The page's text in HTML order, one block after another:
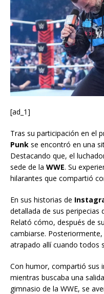
[ad_1]
Tras su participación en el
Punk se encontró en una
Destacando que, el
sede de la WWE. Su
hilarantes que compartió
En sus historias de
detallada de sus peripecias
Relató cómo, después de
cambiarse.
atrapado allí cuando todos
Con humor, compartió sus
mientras buscaba una
gimnasio de la WWE, se